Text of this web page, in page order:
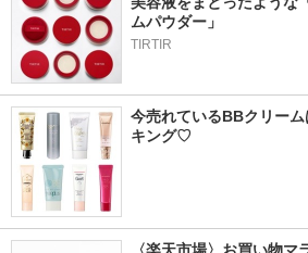
ムパウダー」
TIRTIR
今売れているBBクリー
キング♡